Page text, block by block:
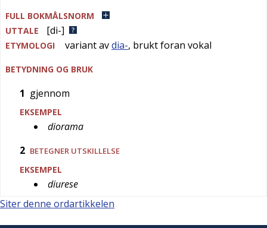
FULL BOKMÅLSNORM
UTTALE
[di-]
ETYMOLOGI variant avdia-, brukt foran vokal
BETYDNING OG BRUK
1 gjennom
EKSEMPEL
diorama
2 BETEGNER UTSKILLELSE
EKSEMPEL
diurese
Siter denne ordartikkelen